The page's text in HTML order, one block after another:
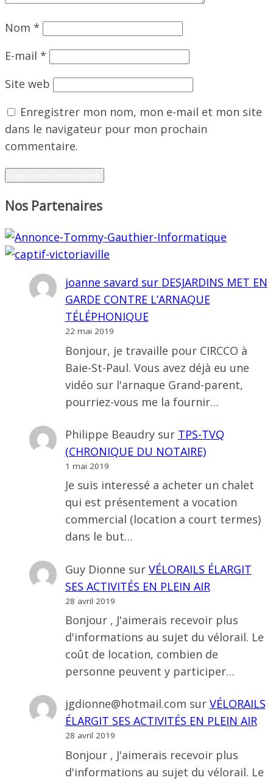
Nom *
E-mail *
Site web
Enregistrer mon nom, mon e-mail et mon site
dans le navigateur pour mon prochain
commentaire.
Nos Partenaires
joanne savard sur DESJARDINS MET EN
GARDE CONTRE L’ARNAQUE
TÉLÉPHONIQUE
22 mai 2019
Bonjour, je travaille pour CIRCCO à
Baie-St-Paul. Vous avez déjà eu une
vidéo sur l'arnaque Grand-parent,
pourriez-vous me la fournir…
Philippe Beaudrysur TPS-TVQ
(CHRONIQUE DU NOTAIRE)
1 mai 2019
Je suis interessé a acheter un chalet
qui est présentement a vocation
commercial (location a court termes)
dans le but…
Guy Dionne sur VÉLORAILS ÉLARGIT
SES ACTIVITÉS EN PLEIN AIR
28 avril 2019
Bonjour , J'aimerais recevoir plus
d'informations au sujet du vélorail. Le
coût de location, combien de
personne peuvent y participer…
jgdionne@hotmail.com sur VÉLORAILS
ÉLARGIT SES ACTIVITÉS EN PLEIN AIR
28 avril 2019
Bonjour , J'aimerais recevoir plus
d'informations au sujet du vélorail. Le